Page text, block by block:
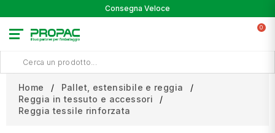
0
Consegna Veloce
Home
Pallet, estensibile e reggia
Reggia in tessuto e accessori
Reggia tessile rinforzata